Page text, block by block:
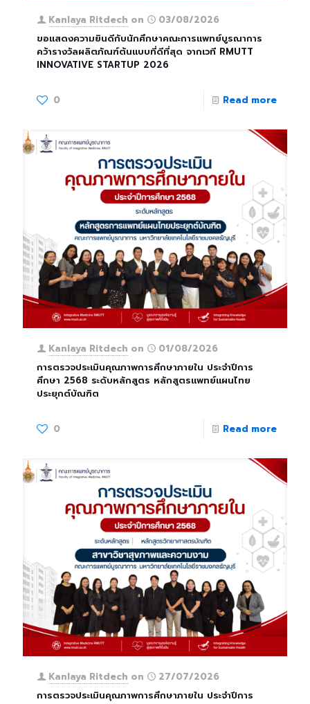
Kanlaya Ritdech on
03/08/2026
ขอแสดงความยินดีกับนักศึกษาคณะการแพทย์บูรณาการ
คว้ารางวัลผลิตภัณฑ์ต้นแบบที่ดีที่สุด จากเวที RMUTT
INNOVATIVE STARTUP 2026
0 Read more
Kanlaya Ritdech on
01/08/2026
การตรวจประเมินคุณภาพการศึกษาภายใน ประจำปีการ
ศึกษา 2568 ระดับหลักสูตร หลักสูตรแพทย์แผนไทย
ประยุกต์บัณฑิต
0 Read more
Kanlaya Ritdech on
27/07/2026
การตรวจประเมินคุณภาพการศึกษาภายใน ประจำปีการ